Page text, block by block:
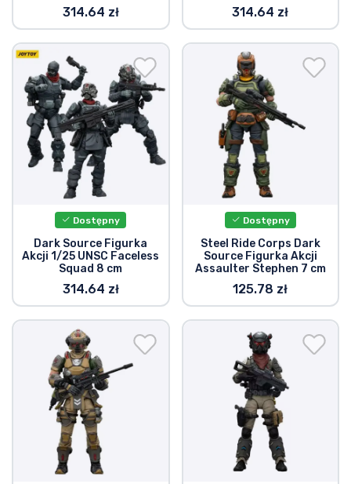
314.64 zł 314.64 zł
Dostępny
Dark Source Figurka
Akcji 1/25 UNSC Faceless
Squad 8 cm
314.64 zł
Dostępny
Steel Ride Corps Dark
Source Figurka Akcji
Assaulter Stephen 7 cm
125.78 zł